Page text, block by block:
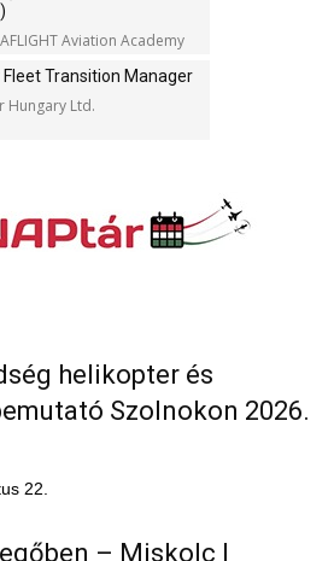
Aviation Academy
Fleet Transition Manager
Hungary Ltd.
helikopter és
Szolnokon 2026.
22.
– Miskolc |